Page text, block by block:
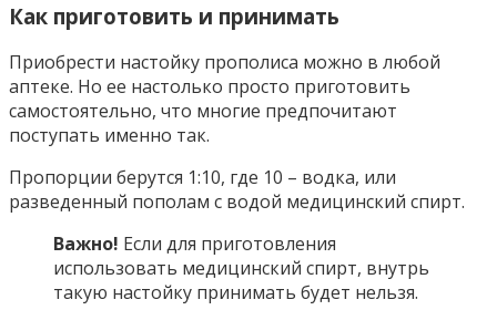
Как приготовить и принимать
Приобрести настойку прополиса можно в любой
аптеке. Но ее настолько просто приготовить
самостоятельно, что многие предпочитают
поступать именно так.
Пропорции берутся 1:10, где 10 – водка, или
разведенный пополам с водой медицинский спирт.
Важно! Если для приготовления
использовать медицинский спирт, внутрь
такую настойку принимать будет нельзя.